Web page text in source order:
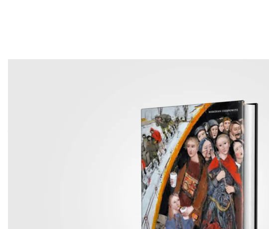
Джонатан Хеннесси, Джек МакГовен «История
«В начале было Слово», — говорит нам самая известная в
авторы «Истории видеоигр в комиксах». Да, для видеоигр
Даже если вы ничего не знаете о видеоиграх и никогда
станет для вас увлекательным путешествием в прошлое,
мир к появлению первой видеоигры — от парового
собиралась сбивать вражескую авиацию во время Второй
амбициозная история создания альтернативного мира на
Инженеры, механики и художники пытались передать
Говорят, что первую видеоигру создал английский
расшифровкой кода немецкой шифровальной машины